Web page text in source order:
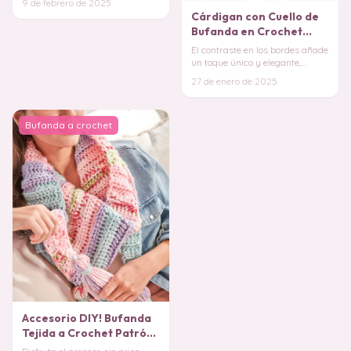
del crochet, e
9 de febrero de 2025
Cárdigan con Cuello de
Bufanda en Crochet
PATRON GRATIS
El contraste en los bordes añade
un toque único y elegante,
versátil, y
27 de enero de 2025
Bufanda a crochet
Accesorio DIY! Bufanda
Tejida a Crochet Patrón
Fácil y Rápido para